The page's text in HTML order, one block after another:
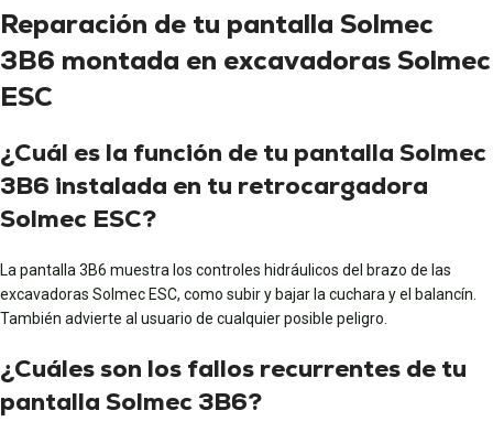
Reparación de tu pantalla Solmec
3B6 montada en excavadoras Solmec
ESC
¿Cuál es la función de tu pantalla Solmec
3B6 instalada en tu retrocargadora
Solmec ESC?
La pantalla 3B6 muestra los controles hidráulicos del brazo de las
excavadoras Solmec ESC, como subir y bajar la cuchara y el balancín.
También advierte al usuario de cualquier posible peligro.
¿Cuáles son los fallos recurrentes de tu
pantalla Solmec 3B6?